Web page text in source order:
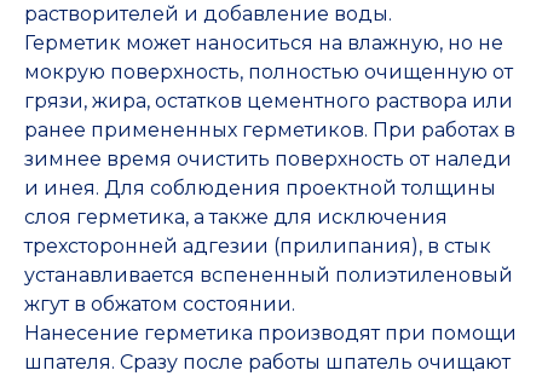
растворителей и добавление воды.
Герметик может наноситься на влажную, но не
мокрую поверхность, полностью очищенную от
грязи, жира, остатков цементного раствора или
ранее примененных герметиков. При работах в
зимнее время очистить поверхность от наледи
и инея. Для соблюдения проектной толщины
слоя герметика, а также для исключения
трехсторонней адгезии (прилипания), в стык
устанавливается вспененный полиэтиленовый
жгут в обжатом состоянии.
Нанесение герметика производят при помощи
шпателя. Сразу после работы шпатель очищают